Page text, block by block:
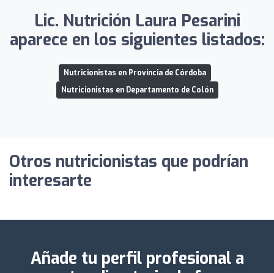
Lic. Nutrición Laura Pesarini
aparece en los siguientes listados:
Nutricionistas en Provincia de Córdoba
Nutricionistas en Departamento de Colón
Otros nutricionistas que podrían
interesarte
Añade tu perfil profesional a